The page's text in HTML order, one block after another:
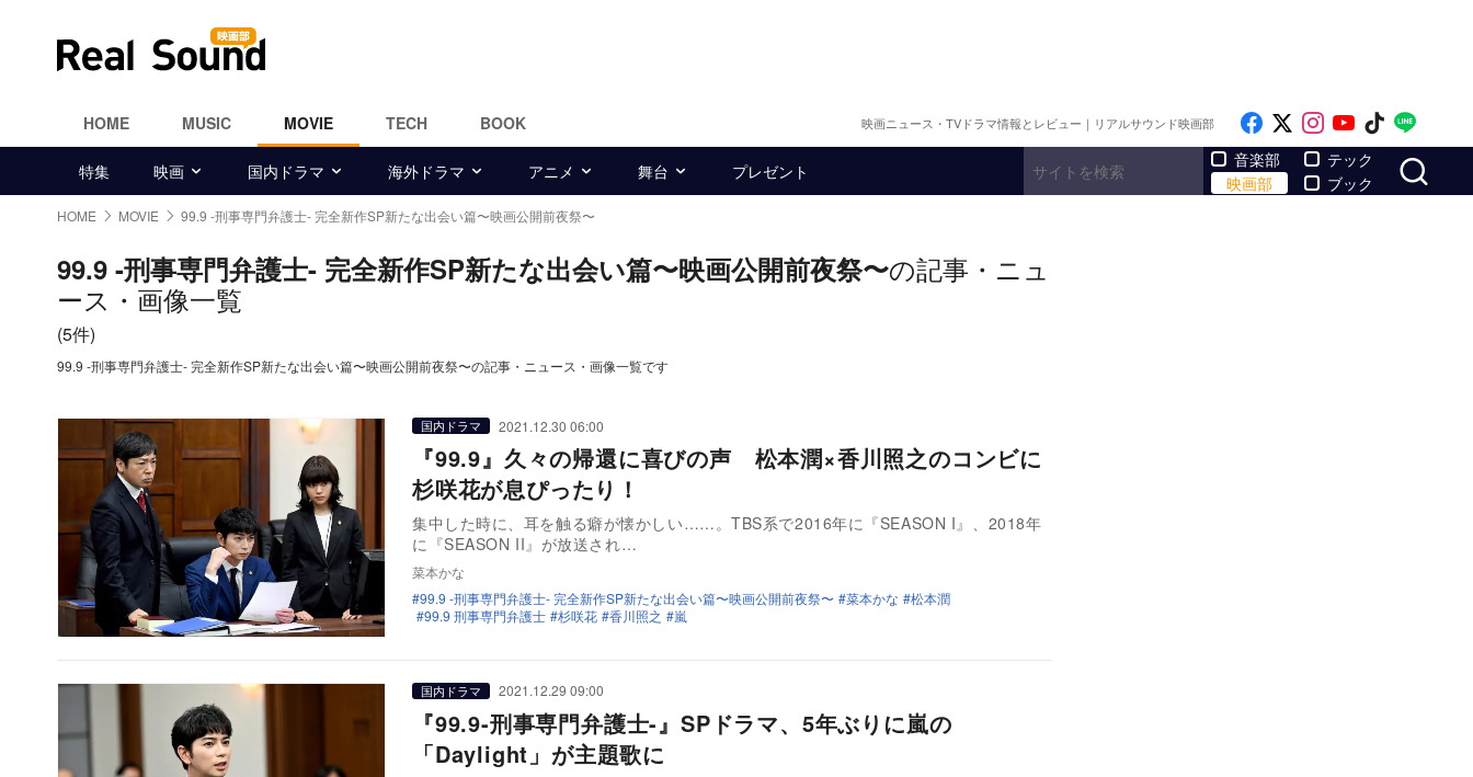
HOME MUSIC MOVIE TECH BOOK 映画ニュース・TVドラマ情報とレビュー｜リアルサウンド映画部 Like on Facebook
Follow on x
Follow on
Follow on
Follow
特集 映画 国内ドラマ 海外ドラマ アニメ 舞台 プレゼント
音楽部
映画部
テック
ブック
HOME MOVIE 99.9 -刑事専門弁護士- 完全新作SP新たな出会い篇〜映画公開前夜祭〜
99.9 -刑事専門弁護士- 完全新作SP新たな出会い篇〜映画公開前夜祭〜の記事・ニュ
ース・画像一覧
(5件)
99.9 -刑事専門弁護士- 完全新作SP新たな出会い篇〜映画公開前夜祭〜の記事・ニュース・画像一覧です
国内ドラマ 2021.12.30 06:00
『99.9』久々の帰還に喜びの声 松本潤×香川照之のコンビに
杉咲花が息ぴったり！
集中した時に、耳を触る癖が懐かしい……。TBS系で2016年に『SEASON I』、2018年
に『SEASON II』が放送され…
菜本かな
99.9 -刑事専門弁護士- 完全新作SP新たな出会い篇〜映画公開前夜祭〜
菜本かな
松本潤
99.9 刑事専門弁護士
杉咲花 香川照之 嵐
国内ドラマ 2021.12.29 09:00
『99.9-刑事専門弁護士-』SPドラマ、5年ぶりに嵐の
「Daylight」が主題歌に